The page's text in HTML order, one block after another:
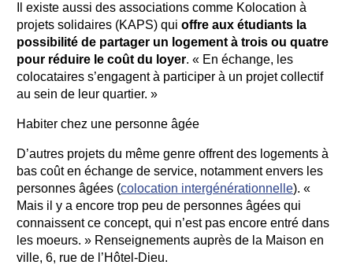
Il existe aussi des associations comme Kolocation à
projets solidaires (KAPS) qui offre aux étudiants la
possibilité de partager un logement à trois ou quatre
pour réduire le coût du loyer. « En échange, les
colocataires s’engagent à participer à un projet collectif
au sein de leur quartier. »
Habiter chez une personne âgée
D’autres projets du même genre offrent des logements à
bas coût en échange de service, notamment envers les
personnes âgées (colocation intergénérationnelle). «
Mais il y a encore trop peu de personnes âgées qui
connaissent ce concept, qui n’est pas encore entré dans
les moeurs. » Renseignements auprès de la Maison en
ville, 6, rue de l’Hôtel-Dieu.